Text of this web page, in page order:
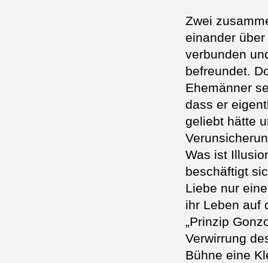
Zwei
einander
verbunden
befreundet.
Ehemänner
dass er
geliebt hätte
Was ist
beschäftigt
Liebe nur
ihr Leben auf
„Prinzip
Verwirrung
Bühne eine